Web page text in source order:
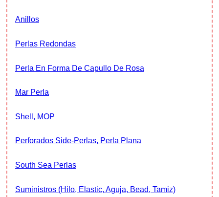
Anillos
Perlas Redondas
Perla En Forma De Capullo De Rosa
Mar Perla
Shell, MOP
Perforados Side-Perlas, Perla Plana
South Sea Perlas
Suministros (hilo, Elastic, Aguja, Bead, Tamiz)